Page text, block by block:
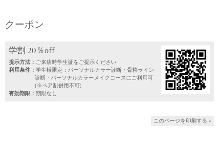
クーポン
学割 20％off
提示方法： ご来店時学生証をご提示ください
利用条件： 学生様限定：パーソナルカラー診断・骨格ライン
診断・パーソナルカラーメイクコースにご利用可
(※ペア割併用不可)
有効期限： 期限なし
このページを印刷する »